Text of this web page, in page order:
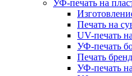
УФ-печать на
Печать на
UV-печать
УФ-печать
Печать
УФ-печать